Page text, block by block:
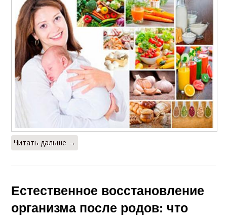
Читать дальше →
Естественное восстановление
организма после родов: что